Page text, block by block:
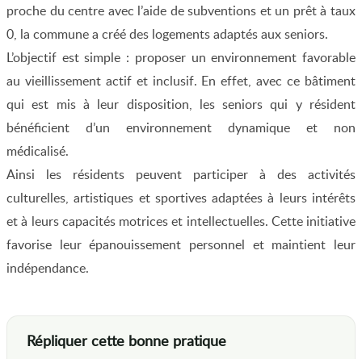
proche du centre avec l’aide de subventions et un prêt à taux
0, la commune a créé des logements adaptés aux seniors.
L’objectif est simple : proposer un environnement favorable
au vieillissement actif et inclusif. En effet, avec ce bâtiment
qui est mis à leur disposition, les seniors qui y résident
bénéficient d’un environnement dynamique et non
médicalisé.
Ainsi les résidents peuvent participer à des activités
culturelles, artistiques et sportives adaptées à leurs intérêts
et à leurs capacités motrices et intellectuelles. Cette initiative
favorise leur épanouissement personnel et maintient leur
indépendance.